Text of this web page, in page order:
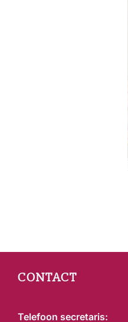
navigatie
CONTACT
Telefoon secretaris: